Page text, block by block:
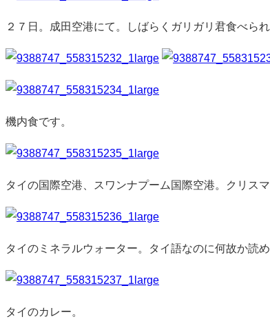
２７日。成田空港にて。しばらくガリガリ君食べら
機内食です。
タイの国際空港、スワンナプーム国際空港。クリス
タイのミネラルウォーター。タイ語なのに何故か読
タイのカレー。